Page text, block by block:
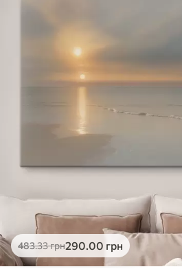
483.33грн290.00 грн